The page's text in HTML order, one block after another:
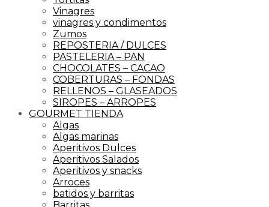
Vinagres
vinagres y condimentos
Zumos
REPOSTERIA / DULCES
PASTELERIA – PAN
CHOCOLATES – CACAO
COBERTURAS – FONDAS
RELLENOS – GLASEADOS
SIROPES – ARROPES
GOURMET TIENDA
Algas
Algas marinas
Aperitivos Dulces
Aperitivos Salados
Aperitivos y snacks
Arroces
batidos y barritas